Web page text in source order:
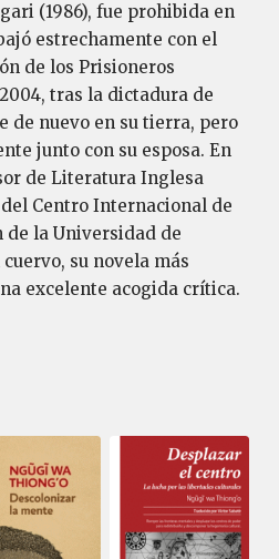
(1986), fue prohibida en
estrechamente con el
de los Prisioneros
tras la dictadura de
de nuevo en su tierra, pero
junto con su esposa. En
de Literatura Inglesa
Centro Internacional de
la Universidad de
su novela más
excelente acogida crítica.